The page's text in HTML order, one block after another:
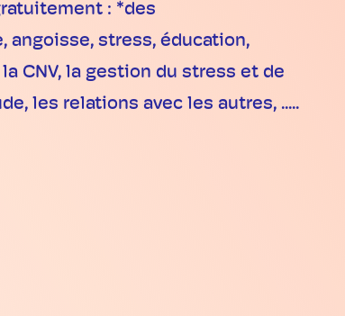
: *des
angoisse, stress, éducation,
CNV, la gestion du stress et de
les relations avec les autres, .....